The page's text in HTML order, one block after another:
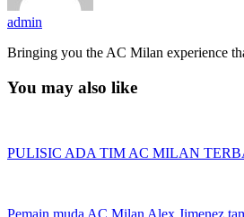
admin
Bringing you the AC Milan experience
You may also like
PULISIC ADA TIM AC MILAN
Pemain muda AC Milan Alex Jimenez